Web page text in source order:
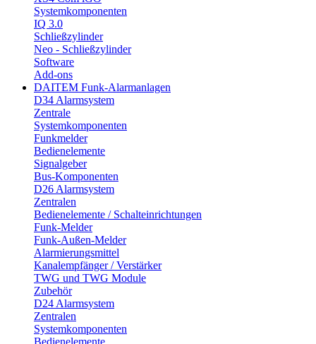
Systemkomponenten
IQ 3.0
Schließzylinder
Neo - Schließzylinder
Software
Add-ons
DAITEM Funk-Alarmanlagen
D34 Alarmsystem
Zentrale
Systemkomponenten
Funkmelder
Bedienelemente
Signalgeber
Bus-Komponenten
D26 Alarmsystem
Zentralen
Bedienelemente / Schalteinrichtungen
Funk-Melder
Funk-Außen-Melder
Alarmierungsmittel
Kanalempfänger / Verstärker
TWG und TWG Module
Zubehör
D24 Alarmsystem
Zentralen
Systemkomponenten
Bedienelemente